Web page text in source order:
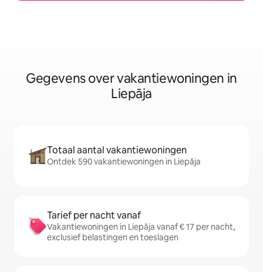
Gegevens over vakantiewoningen in
Liepāja
Totaal aantal vakantiewoningen
Ontdek 590 vakantiewoningen in Liepāja
Tarief per nacht vanaf
Vakantiewoningen in Liepāja vanaf € 17 per nacht,
exclusief belastingen en toeslagen